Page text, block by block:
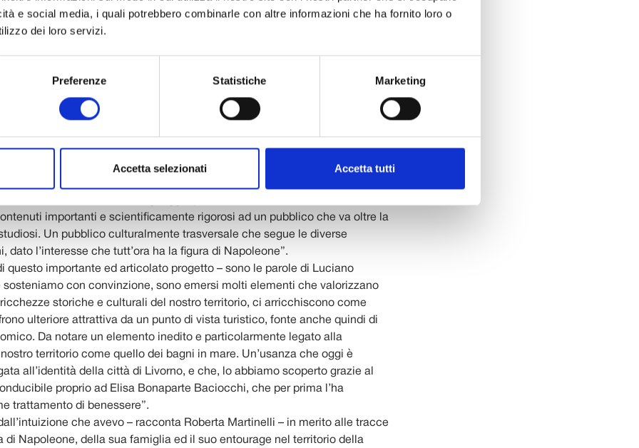
e social media, i quali potrebbero combinarle con altre informazioni che ha fornito loro o
dei loro servizi.
Preferenze Statistiche Marketing
Accetta selezionati Accetta tutti
napoleonica in Toscana.
e le iniziative future sono stati presentati nella sede della Fondazione
dal consigliere della Fondazione Cassa di Risparmio di Lucca Romano
dei Musei Nazionali delle Residenze Napoleoniche dell’isola d’Elba
ed ospita nella sua sede alcune delle iniziative. Tra queste le
che, in agosto, si svolgono ogni anno nel chiostro di San Micheletto e sono
importanti e scientificamente rigorosi ad un pubblico che va oltre la
Un pubblico culturalmente trasversale che segue le diverse
dato l’interesse che tutt’ora ha la figura di Napoleone”.
questo importante ed articolato progetto – sono le parole di Luciano
sosteniamo con convinzione, sono emersi molti elementi che valorizzano
storiche e culturali del nostro territorio, ci arricchiscono come
ulteriore attrattiva da un punto di vista turistico, fonte anche quindi di
Da notare un elemento inedito e particolarmente legato alla
territorio come quello dei bagni in mare. Un’usanza che oggi è
all’identità della città di Livorno, e che, lo abbiamo scoperto grazie al
proprio ad Elisa Bonaparte Baciocchi, che per prima l’ha
trattamento di benessere”.
che avevo – racconta Roberta Martinelli – in merito alle tracce
di Napoleone, della sua famiglia ed il suo entourage nel territorio della